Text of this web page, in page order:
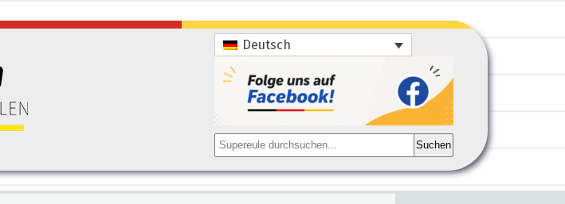
Deutsch
Suchen